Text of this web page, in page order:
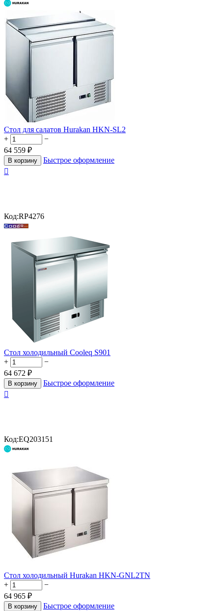
Стол для салатов Hurakan HKN-SL2
+
−
64 559 ₽
В корзину
Быстрое оформление

Код:RP4276
Стол холодильный Cooleq S901
+
−
64 672 ₽
В корзину
Быстрое оформление

Код:EQ203151
Стол холодильный Hurakan HKN-GNL2TN
+
−
64 965 ₽
В корзину
Быстрое оформление